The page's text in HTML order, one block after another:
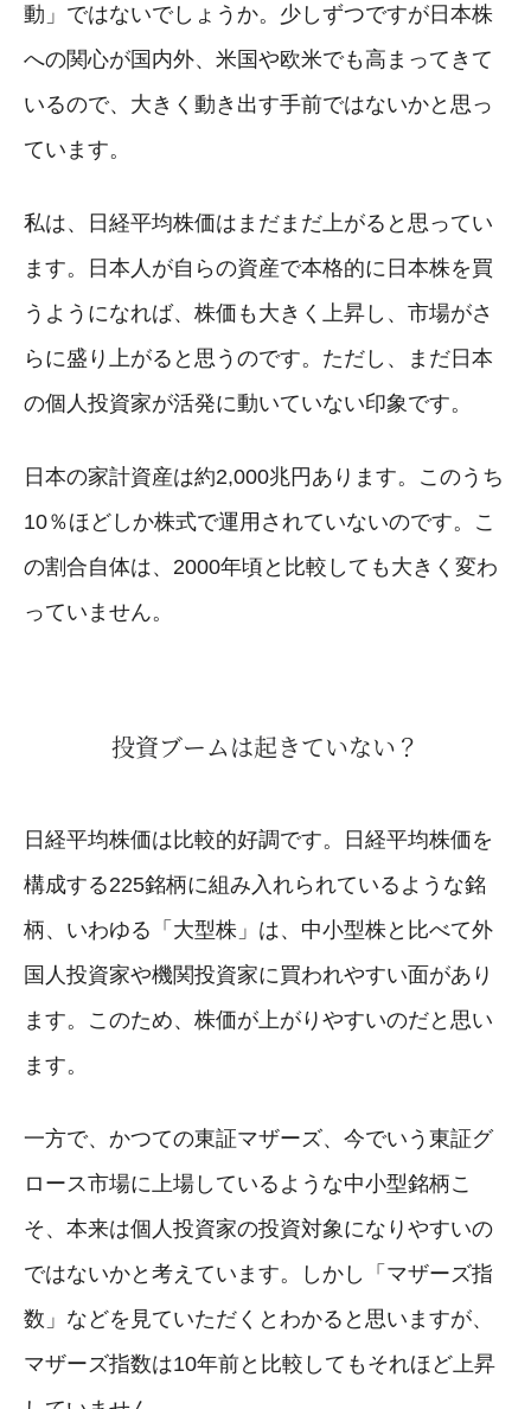
動」ではないでしょうか。少しずつですが日本株
への関心が国内外、米国や欧米でも高まってきて
いるので、大きく動き出す手前ではないかと思っ
ています。
私は、日経平均株価はまだまだ上がると思ってい
ます。日本人が自らの資産で本格的に日本株を買
うようになれば、株価も大きく上昇し、市場がさ
らに盛り上がると思うのです。ただし、まだ日本
の個人投資家が活発に動いていない印象です。
日本の家計資産は約2,000兆円あります。このうち
10％ほどしか株式で運用されていないのです。こ
の割合自体は、2000年頃と比較しても大きく変わ
っていません。
投資ブームは起きていない？
日経平均株価は比較的好調です。日経平均株価を
構成する225銘柄に組み入れられているような銘
柄、いわゆる「大型株」は、中小型株と比べて外
国人投資家や機関投資家に買われやすい面があり
ます。このため、株価が上がりやすいのだと思い
ます。
一方で、かつての東証マザーズ、今でいう東証グ
ロース市場に上場しているような中小型銘柄こ
そ、本来は個人投資家の投資対象になりやすいの
ではないかと考えています。しかし「マザーズ指
数」などを見ていただくとわかると思いますが、
マザーズ指数は10年前と比較してもそれほど上昇